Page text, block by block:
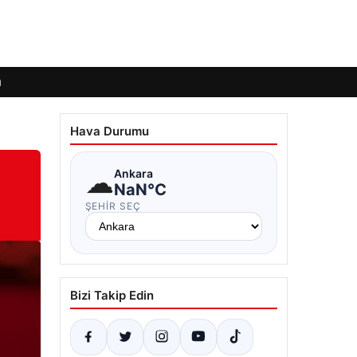
Hava Durumu
☁Ankara
NaN°C
ŞEHIR SEÇ
Bizi Takip Edin